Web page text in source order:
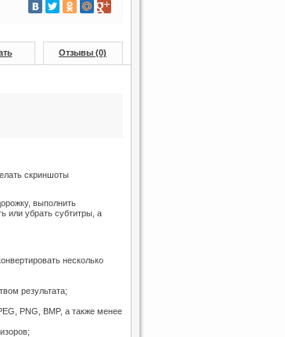
Отзывы (0)
скриншоты
выполнить
или убрать субтитры, а
несколько
результата;
PNG, BMP, а также менее